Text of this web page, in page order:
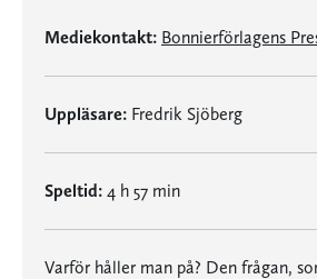
Mediekontakt: Bonnierförlagens
Uppläsare: Fredrik Sjöberg
Speltid: 4 h 57 min
Varför håller man på? Den frågan,